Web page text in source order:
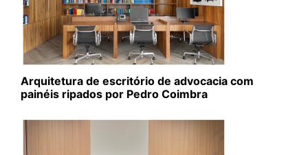
Arquitetura de escritório de advocacia com
painéis ripados por Pedro Coimbra